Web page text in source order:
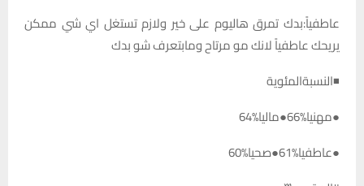
عاطفياً:بدك تمرق هاليوم على خير ولازم تستغل اي شي ممكن
يريحك عاطفياً لانك مو مرتاح ومابتعرف شو بدك
◾النسبةالمئوية
●مهنيا%66●ماليا%64
●عاطفيا%61●صحيا%60